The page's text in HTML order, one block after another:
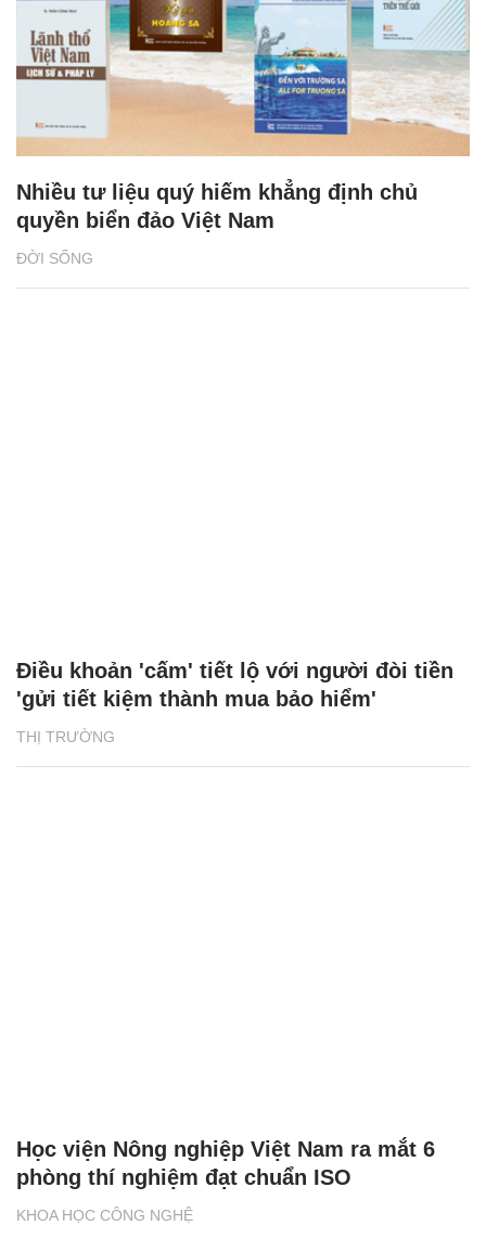
ĐỜI SỐNG
Nhiều tư liệu quý hiếm khẳng định chủ
quyền biển đảo Việt Nam
THỊ TRƯỜNG
Điều khoản 'cấm' tiết lộ với người đòi tiền
'gửi tiết kiệm thành mua bảo hiểm'
KHOA HỌC CÔNG NGHỆ
Học viện Nông nghiệp Việt Nam ra mắt 6
phòng thí nghiệm đạt chuẩn ISO